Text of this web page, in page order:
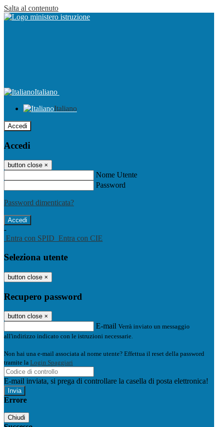
Salta al contenuto
Italiano
Italiano
Accedi
Accedi
button close ×
Nome Utente
Password
Password dimenticata?
-
Entra con SPID Entra con CIE
Seleziona utente
button close ×
Recupero password
button close ×
E-mail Verrà inviato un messaggio
all'indirizzo indicato con le istruzioni necessarie.
Non hai una e-mail associata al nome utente? Effettua il reset della password
tramite la Login Spaggiari
E-mail inviata, si prega di controllare la casella di posta elettronica!
Errore
Chiudi